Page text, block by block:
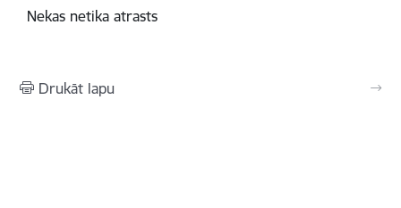
Nekas netika atrasts
Drukāt lapu